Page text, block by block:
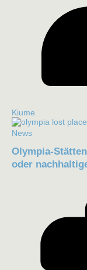
Kiume
News
Olympia-
oder